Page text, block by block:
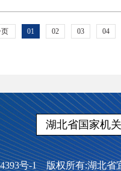
01 02 03 04
湖北省国家机关
号-1 版权所有:湖北省